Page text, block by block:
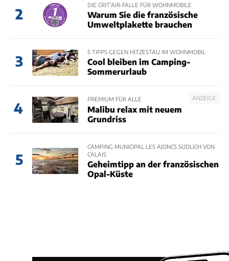
2
DIE CRIT’AIR-FALLE FÜR WOHNMOBILE
Warum Sie die französische
Umweltplakette brauchen
3
5 TIPPS GEGEN HITZESTAU IM WOHNMOBIL
Cool bleiben im Camping-
Sommerurlaub
4
ANZEIGE
PREMIUM FÜR ALLE
Malibu relax mit neuem
Grundriss
5
CAMPING MUNICIPAL LES AJONCS SÜDLICH VON
CALAIS
Geheimtipp an der französischen
Opal-Küste